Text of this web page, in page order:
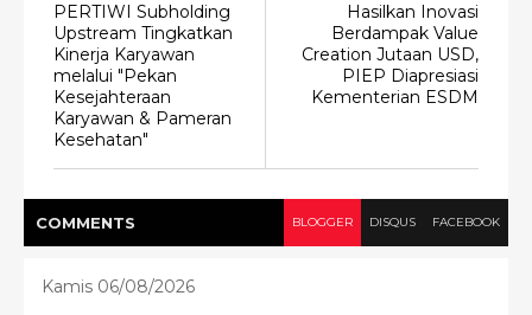
Hasilkan Inovasi
Berdampak Value
Creation Jutaan USD,
PIEP Diapresiasi
Kementerian ESDM
PERTIWI Subholding
Upstream Tingkatkan
Kinerja Karyawan
melalui "Pekan
Kesejahteraan
Karyawan & Pameran
Kesehatan"
COMMENTS BLOGGER DISQUS FACEBOOK
Kamis 06/08/2026